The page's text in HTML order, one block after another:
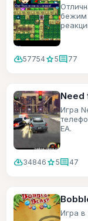
бежим
cloud_download57754 star5comment77
Need
Игра
ЕА.
cloud_download34846 star5comment47
Игра в